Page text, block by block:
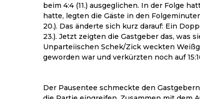
beim 4:4 (11.) ausgeglichen. In der Folge
hatte, legten die Gäste in den
20.). Das änderte sich kurz darauf: Ein
23.). Jetzt zeigten die Gastgeber das, was
Unparteiischen Schek/Zick weckten
geworden war und verkürzten noch auf
Der Pausentee schmeckte den